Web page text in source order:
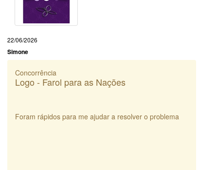
22/06/2026
Simone
Concorrência
Logo - Farol para as Nações
Foram rápidos para me ajudar a resolver o problema